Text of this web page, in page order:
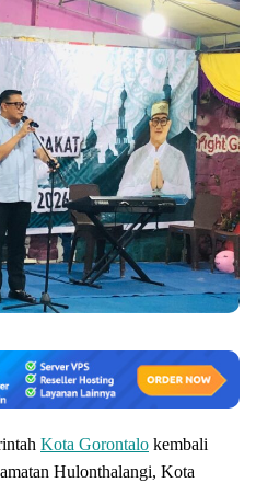
Kota Gorontalo kembali
Hulonthalangi, Kota